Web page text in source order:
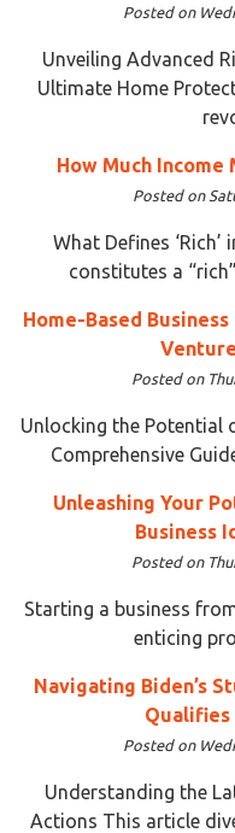
Posted on
Unveiling Advanced
Ultimate Home
How Much Income
Posted on
What Defines
constitutes a
Home-Based
Posted on
Unlocking the Potential
Comprehensive
Unleashing Your
Business
Posted on
Starting a business
enticing
Navigating Biden’s
Qualifies
Posted on
Understanding the
Actions This article